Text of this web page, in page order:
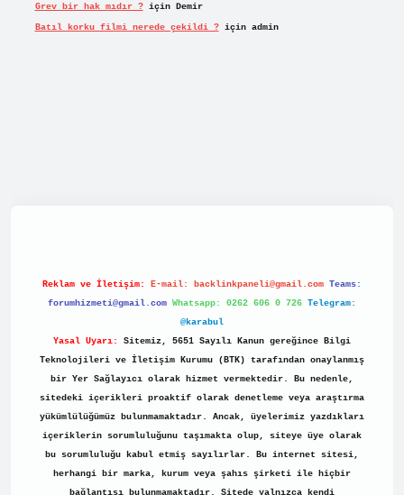
Grev bir hak mıdır ?için Demir
Batıl korku filmi nerede çekildi ?için admin
Reklam ve İletişim: E-mail: backlinkpaneli@gmail.com
Teams:
forumhizmeti@gmail.com Whatsapp: 0262 606 0 726
Telegram:
@karabul
Yasal Uyarı:
Sitemiz, 5651 Sayılı Kanun gereğince Bilgi
Teknolojileri ve İletişim Kurumu (BTK) tarafından onaylanmış
bir Yer Sağlayıcı olarak hizmet vermektedir. Bu nedenle,
sitedeki içerikleri proaktif olarak denetleme veya araştırma
yükümlülüğümüz bulunmamaktadır. Ancak, üyelerimiz yazdıkları
içeriklerin sorumluluğunu taşımakta olup, siteye üye olarak
bu sorumluluğu kabul etmiş sayılırlar. Bu internet sitesi,
herhangi bir marka, kurum veya şahıs şirketi ile hiçbir